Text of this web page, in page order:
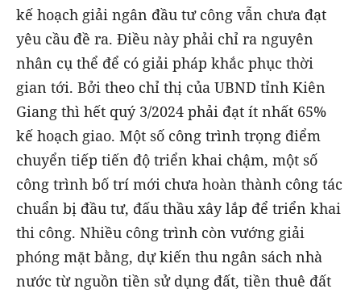
kế hoạch giải ngân đầu tư công vẫn chưa đạt
yêu cầu đề ra. Điều này phải chỉ ra nguyên
nhân cụ thể để có giải pháp khắc phục thời
gian tới. Bởi theo chỉ thị của UBND tỉnh Kiên
Giang thì hết quý 3/2024 phải đạt ít nhất 65%
kế hoạch giao. Một số công trình trọng điểm
chuyển tiếp tiến độ triển khai chậm, một số
công trình bố trí mới chưa hoàn thành công tác
chuẩn bị đầu tư, đấu thầu xây lắp để triển khai
thi công. Nhiều công trình còn vướng giải
phóng mặt bằng, dự kiến thu ngân sách nhà
nước từ nguồn tiền sử dụng đất, tiền thuê đất